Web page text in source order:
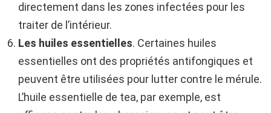
directement dans les zones infectées pour les
traiter de l’intérieur.
Les huiles essentielles. Certaines huiles
essentielles ont des propriétés antifongiques et
peuvent être utilisées pour lutter contre le mérule.
L’huile essentielle de tea, par exemple, est